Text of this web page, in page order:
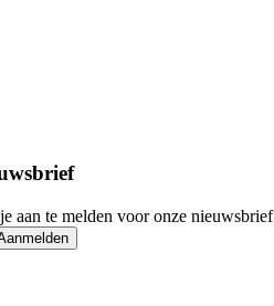
aan te melden voor onze nieuwsbrief